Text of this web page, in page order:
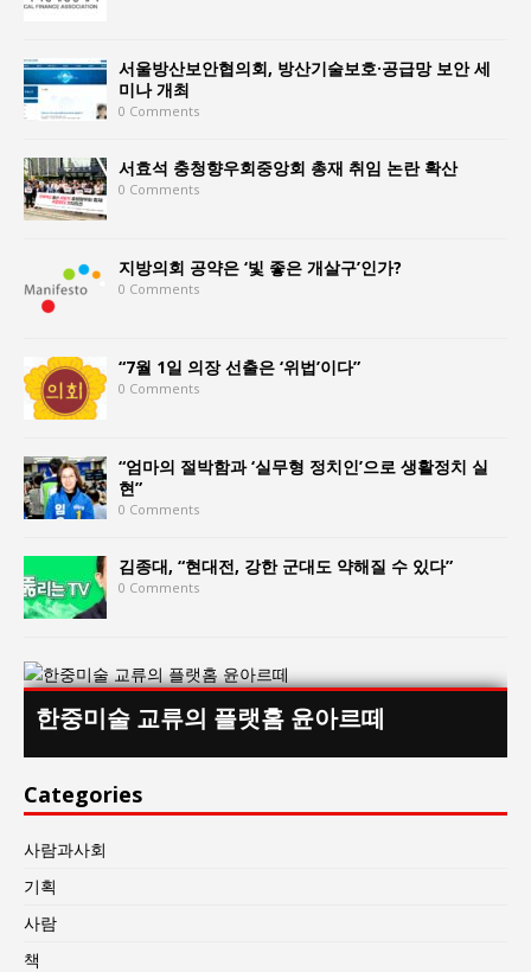
서울방산보안협의회, 방산기술보호·공급망 보안 세
미나 개최
0 Comments
서효석 충청향우회중앙회 총재 취임 논란 확산
0 Comments
지방의회 공약은 ‘빛 좋은 개살구’인가?
0 Comments
“7월 1일 의장 선출은 ‘위법’이다”
0 Comments
“엄마의 절박함과 ‘실무형 정치인’으로 생활정치 실
현”
0 Comments
김종대, “현대전, 강한 군대도 약해질 수 있다”
0 Comments
한중미술 교류의 플랫홈 윤아르떼
Categories
사람과사회
기획
사람
책